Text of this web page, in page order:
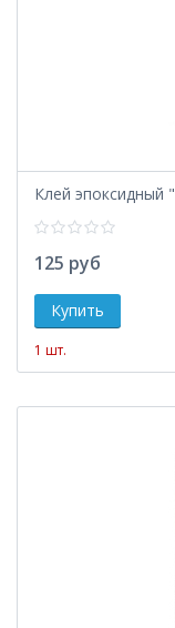
Клей эпоксидный
125 руб
1 шт.